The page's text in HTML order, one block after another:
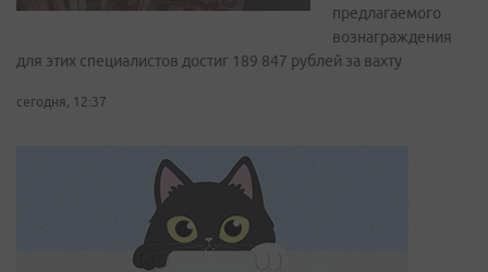
предлагаемого
вознаграждения
для этих специалистов достиг 189 847 рублей за вахту
сегодня, 12:37